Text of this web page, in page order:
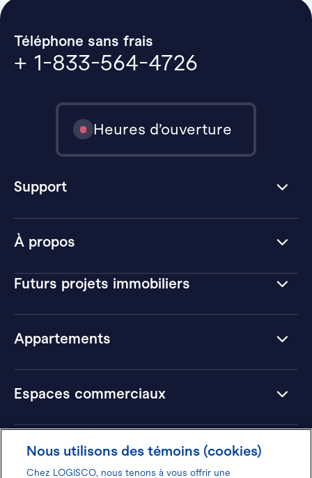
À propos
Futurs projets immobiliers
Appartements
Espaces commerciaux
Hôtels
Téléphone sans frais
+ 1-833-564-4726
Heures d’ouverture
Support
Nous utilisons des témoins (cookies)
Chez LOGISCO, nous tenons à vous offrir une